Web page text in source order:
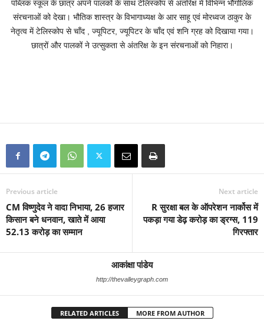
पब्लिक स्कूल के छात्र अपने पालकों के साथ टेलिस्कोप से अंतरिक्ष में विभिन्न भौगोलिक
संरचनाओं को देखा। भौतिक शास्त्र के विभागाध्यक्ष के आर साहू एवं मोरध्वज ठाकुर के
नेतृत्व में टेलिस्कोप से चाँद , ज्यूपिटर, ज्यूपिटर के चाँद एवं शनि ग्रह को दिखाया गया।
छात्रों और पालकों ने उत्सुकता से अंतरिक्ष के इन संरचनाओं को निहारा।
Previous article
CM विष्णुदेव ने वादा निभाया, 26 हजार
किसान बने धनवान, खाते में आया
52.13 करोड़ का सम्मान
Next article
R सुरक्षा बल के ऑपरेशन नार्कोस में
पकड़ा गया डेढ़ करोड़ का ड्रग्स, 119
गिरफ्तार
आकांक्षा पांडेय
http://thevalleygraph.com
RELATED ARTICLES MORE FROM AUTHOR